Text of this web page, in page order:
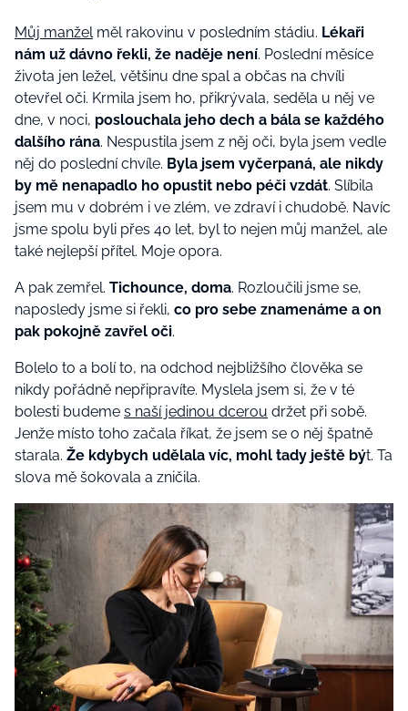
Můj manželměl rakovinu v posledním stádiu. Lékaři
nám už dávno řekli, že naděje není. Poslední měsíce
života jen ležel, většinu dne spal a občas na chvíli
otevřel oči. Krmila jsem ho, přikrývala, seděla u něj ve
dne, v noci, poslouchala jeho dech a bála se každého
dalšího rána. Nespustila jsem z něj oči, byla jsem vedle
něj do poslední chvíle. Byla jsem vyčerpaná, ale nikdy
by mě nenapadlo ho opustit nebo péči vzdát. Slíbila
jsem mu v dobrém i ve zlém, ve zdraví i chudobě. Navíc
jsme spolu byli přes 40 let, byl to nejen můj manžel, ale
také nejlepší přítel. Moje opora.
A pak zemřel. Tichounce, doma. Rozloučili jsme se,
naposledy jsme si řekli, co pro sebe znamenáme a on
pak pokojně zavřel oči.
Bolelo to a bolí to, na odchod nejbližšího člověka se
nikdy pořádně nepřipravíte. Myslela jsem si, že v té
bolesti budeme s naší jedinou dcerou držet při sobě.
Jenže místo toho začala říkat, že jsem se o něj špatně
starala. Že kdybych udělala víc, mohl tady ještě být. Ta
slova mě šokovala a zničila.